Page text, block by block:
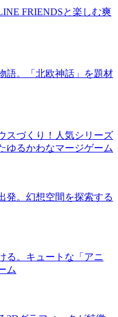
FRIENDSと楽しむ爽
語。「北欧神話」を題材
スづくり！人気シリーズ
ゆるかわなマージゲーム
発。幻想空間を探索する
る。キュートな「アニ
ム